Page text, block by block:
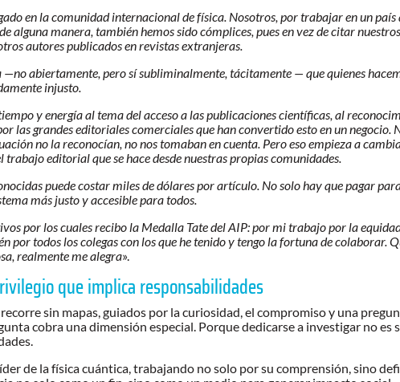
en la comunidad internacional de física. Nosotros, por trabajar en un país
alguna manera, también hemos sido cómplices, pues en vez de citar
autores publicados en revistas extranjeras.
—no abiertamente, pero sí subliminalmente, tácitamente — que quienes
injusto.
y energía al tema del acceso a las publicaciones científicas, al
las grandes editoriales comerciales que han convertido esto en un negocio.
no la reconocían, no nos tomaban en cuenta. Pero eso empieza a
editorial que se hace desde nuestras propias comunidades.
puede costar miles de dólares por artículo. No solo hay que pagar
más justo y accesible para todos.
por los cuales recibo la Medalla Tate del AIP: por mi trabajo por la
por todos los colegas con los que he tenido y tengo la fortuna de colaborar.
realmente me alegra».
que implica responsabilidades
recorre sin mapas, guiados por la curiosidad, el compromiso y una
cobra una dimensión especial. Porque dedicarse a investigar no
de la física cuántica, trabajando no solo por su comprensión, sino